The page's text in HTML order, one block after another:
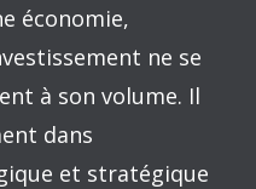
économie,
ne se
à son volume. Il
dans
et stratégique